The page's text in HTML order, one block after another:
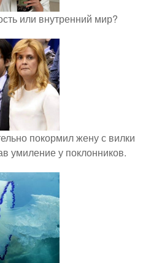
или внутренний мир?
покормил жену с вилки
умиление у поклонников.